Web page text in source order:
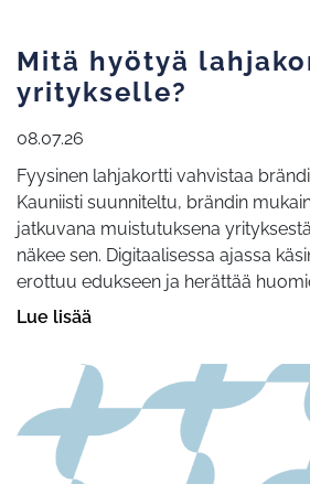
Mitä hyötyä
yritykselle?
08.07.26
Fyysinen lahjakortti vahvistaa
Kauniisti suunniteltu, brändin
jatkuvana muistutuksena
näkee sen. Digitaalisessa ajassa
erottuu edukseen ja herättää
Lue lisää